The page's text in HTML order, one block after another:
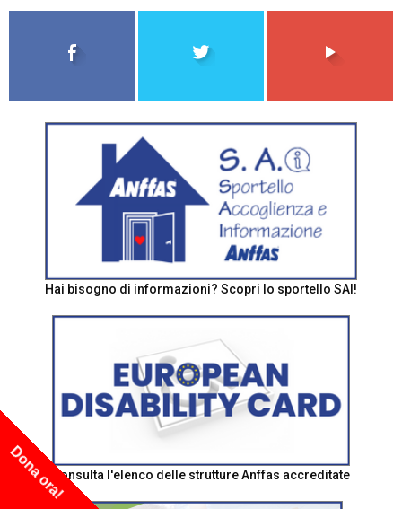
Hai bisogno di informazioni? Scopri lo sportello SAI!
Consulta l'elenco delle strutture Anffas accreditate
Dona ora!